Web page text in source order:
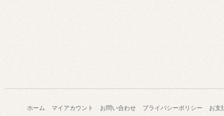
ホーム マイアカウント お問い合わせ プライバシーポリシー お支